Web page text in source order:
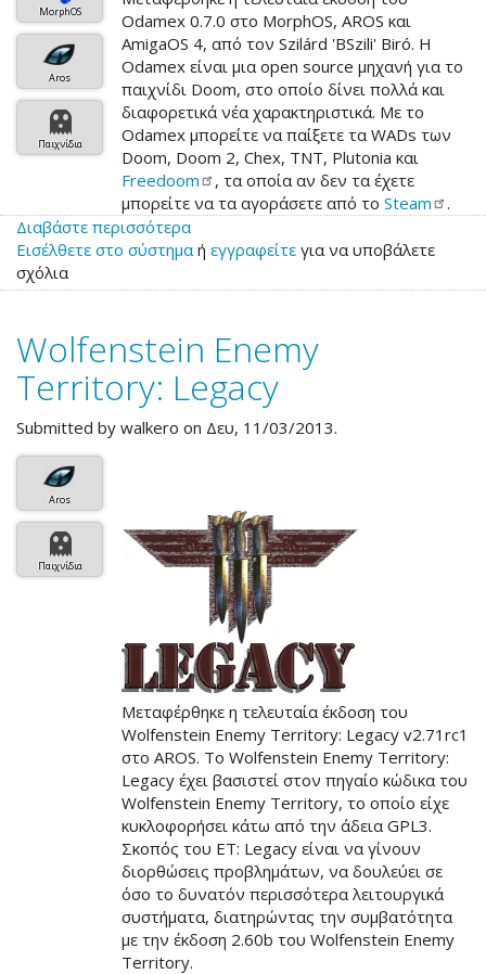
MorphOS
Aros
Παιχνίδια
Odamex 0.7.0 στο MorphOS, AROS και
AmigaOS 4, από τον Szilárd 'BSzili' Biró. Η
Odamex είναι μια open source μηχανή για το
παιχνίδι Doom, στο οποίο δίνει πολλά και
διαφορετικά νέα χαρακτηριστικά. Με το
Odamex μπορείτε να παίξετε τα WADs των
Doom, Doom 2, Chex, TNT, Plutonia και
Freedoom
, τα οποία αν δεν τα έχετε
μπορείτε να τα αγοράσετε από το Steam
.
Διαβάστε περισσότερα
το
0.7.0
Εισέλθετε στο σύστημα ή εγγραφείτε για να υποβάλετε
σχόλια
Wolfenstein Enemy
Territory: Legacy
Submitted by walkero on Δευ, 11/03/2013.
Aros
Παιχνίδια
Μεταφέρθηκε η τελευταία έκδοση του
Wolfenstein Enemy Territory: Legacy v2.71rc1
στο AROS. Το Wolfenstein Enemy Territory:
Legacy έχει βασιστεί στον πηγαίο κώδικα του
Wolfenstein Enemy Territory, το οποίο είχε
κυκλοφορήσει κάτω από την άδεια GPL3.
Σκοπός του ET: Legacy είναι να γίνουν
διορθώσεις προβλημάτων, να δουλεύει σε
όσο το δυνατόν περισσότερα λειτουργικά
συστήματα, διατηρώντας την συμβατότητα
με την έκδοση 2.60b του Wolfenstein Enemy
Territory.